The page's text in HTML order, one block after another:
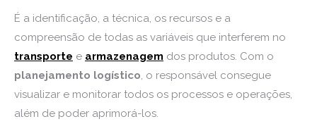
É a identificação, a técnica, os recursos e a
compreensão de todas as variáveis que interferem no
transporte e armazenagem dos produtos. Com o
planejamento logístico, o responsável consegue
visualizar e monitorar todos os processos e operações,
além de poder aprimorá-los.